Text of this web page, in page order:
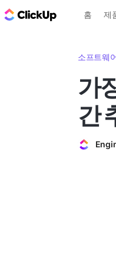
ClickUp 블
홈 제
소프트웨
가
간